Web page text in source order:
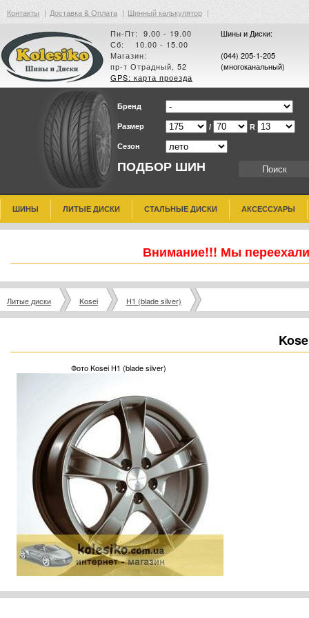
Контакты | Доставка & Оплата | Шинный калькулятор |
Пн-Пт: 9.00 - 19.00
Сб: 10.00 - 15.00
Магазин:
пр-т Отрадный, 52
GPS: карта проезда
Шины и Диски:
(044) 205-1-205
(многоканальный)
ПОДБОР ШИН
Бренд
Размер / R
Сезон
ШИНЫ ЛИТЫЕ ДИСКИ СТАЛЬНЫЕ ДИСКИ АКСЕССУАРЫ
Внимание!!! Мы
Литые диски Kosei H1 (blade silver)
Фото Kosei H1 (blade silver)